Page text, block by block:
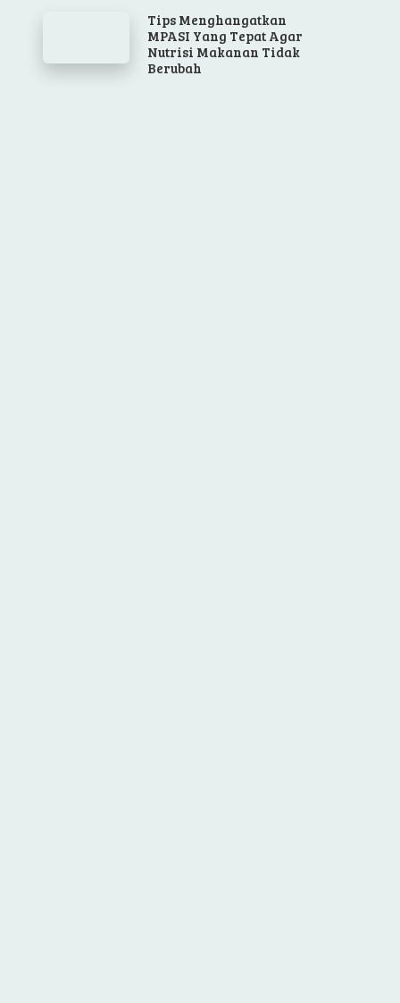
Tips Menghangatkan
MPASI Yang Tepat Agar
Nutrisi Makanan Tidak
Berubah